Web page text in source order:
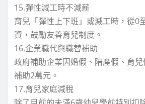
15.彈性減工時不減薪
育兒「彈性上下班」或減工時，從0
資，鼓勵友善育兒制度。
16.企業職代與職替補助
政府補助企業因婚假、陪產假、育
補助2萬元。
17.育兒家庭減稅